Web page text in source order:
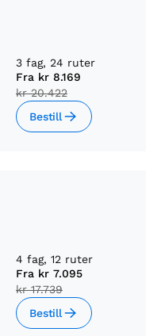
3 fag, 24 ruter
Fra kr 8.169
kr 20.422
Bestill
4 fag, 12 ruter
Fra kr 7.095
kr 17.739
Bestill